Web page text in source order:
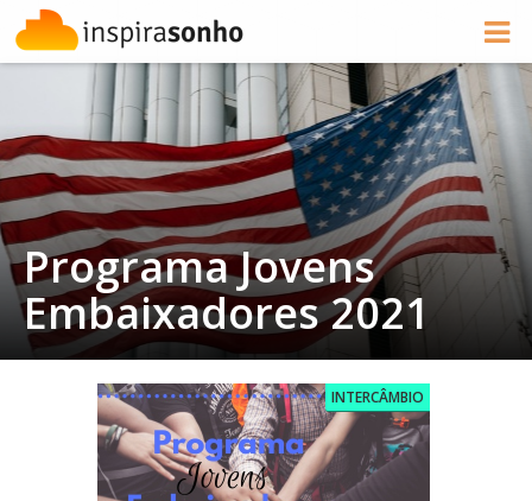
Programa Jovens
Embaixadores 2021
INTERCÂMBIO